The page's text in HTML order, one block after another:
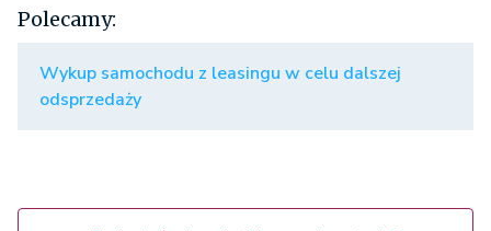
Polecamy:
Wykup samochodu z leasingu w celu dalszej
odsprzedaży